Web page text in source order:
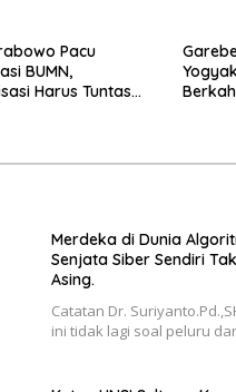
Pacu
BUMN,
Harus Tuntas
Merdeka di Dunia
Senjata Siber Sendiri
Asing.
Catatan Dr.
ini tidak lagi soal peluru